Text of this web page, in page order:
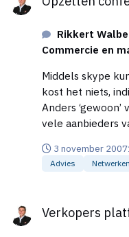
bijgebracht wat
prognoses dan
goed zijn het
Rikkert
Commercie en
Middels skype
kost het niets,
Anders
vele aanbieders
gevallen alle
3 november 2007
Advies Netwerken
Verkopers